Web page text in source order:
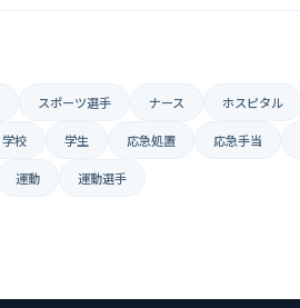
スポーツ選手 ナース ホスピタル
学校 学生 応急処置 応急手当
運動 運動選手